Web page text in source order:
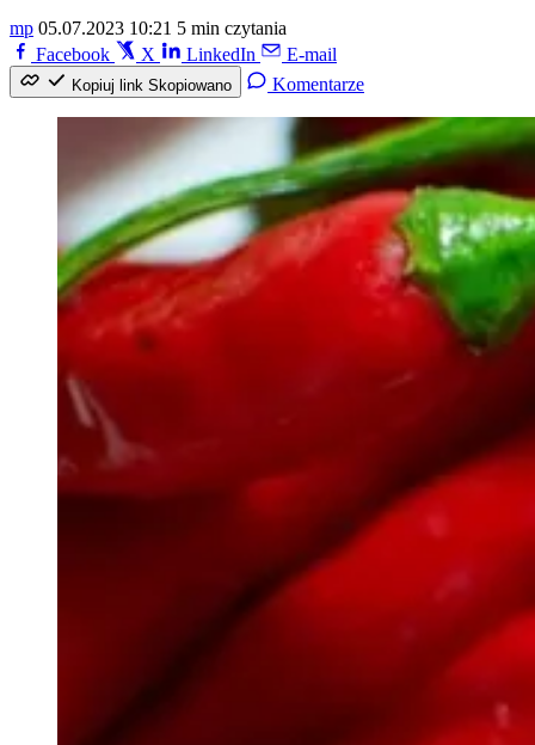
mp 05.07.2023 10:21 5 min czytania
Facebook
X LinkedIn E-mail
Kopiuj link Skopiowano Komentarze